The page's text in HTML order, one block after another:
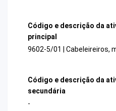
Código e descrição da
principal
9602-5/01 | Cabeleireiros,
Código e descrição da
secundária
-